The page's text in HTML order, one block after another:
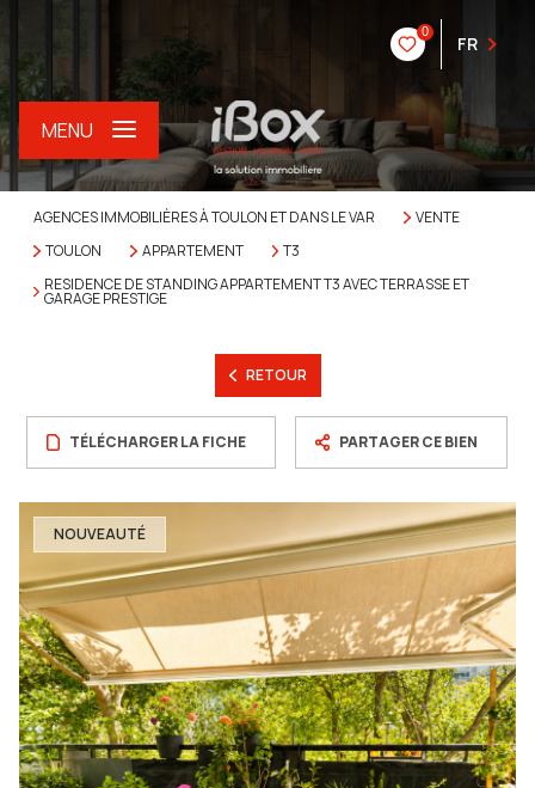
0
FR
MENU
AGENCES IMMOBILIÈRES À TOULON ET DANS LE VAR
VENTE
TOULON
APPARTEMENT
T3
RESIDENCE DE STANDING APPARTEMENT T3 AVEC TERRASSE ET
GARAGE PRESTIGE
RETOUR
TÉLÉCHARGER LA FICHE PARTAGER CE BIEN
NOUVEAUTÉ